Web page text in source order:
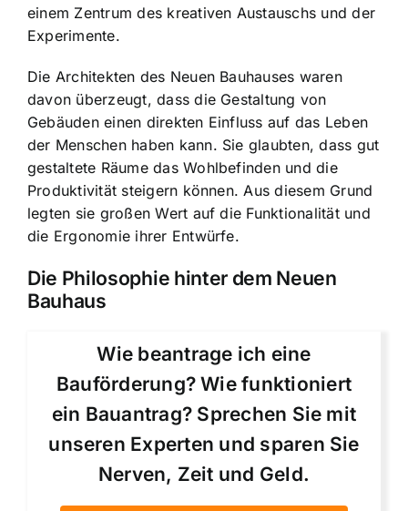
einem Zentrum des kreativen Austauschs und der
Experimente.
Die Architekten des Neuen Bauhauses waren
davon überzeugt, dass die Gestaltung von
Gebäuden einen direkten Einfluss auf das Leben
der Menschen haben kann. Sie glaubten, dass gut
gestaltete Räume das Wohlbefinden und die
Produktivität steigern können. Aus diesem Grund
legten sie großen Wert auf die Funktionalität und
die Ergonomie ihrer Entwürfe.
Die Philosophie hinter dem Neuen
Bauhaus
Wie beantrage ich eine
Bauförderung? Wie funktioniert
ein Bauantrag? Sprechen Sie mit
unseren Experten und sparen Sie
Nerven, Zeit und Geld.